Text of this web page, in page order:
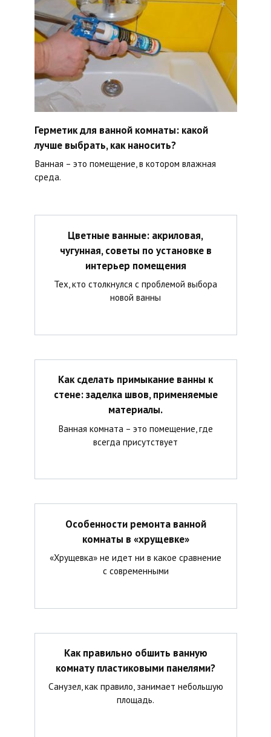
Герметик для ванной комнаты: какой
лучше выбрать, как наносить?
Ванная – это помещение, в котором влажная
среда.
Цветные ванные: акриловая,
чугунная, советы по установке в
интерьер помещения
Тех, кто столкнулся с проблемой выбора
новой ванны
Как сделать примыкание ванны к
стене: заделка швов, применяемые
материалы.
Ванная комната – это помещение, где
всегда присутствует
Особенности ремонта ванной
комнаты в «хрущевке»
«Хрущевка» не идет ни в какое сравнение
с современными
Как правильно обшить ванную
комнату пластиковыми панелями?
Санузел, как правило, занимает небольшую
площадь.